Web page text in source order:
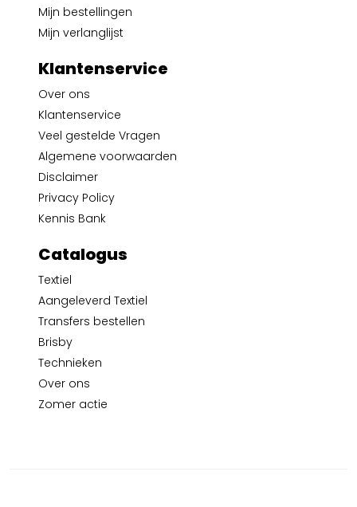
Mijn bestellingen
Mijn verlanglijst
Klantenservice
Over ons
Klantenservice
Veel gestelde Vragen
Algemene voorwaarden
Disclaimer
Privacy Policy
Kennis Bank
Catalogus
Textiel
Aangeleverd Textiel
Transfers bestellen
Brisby
Technieken
Over ons
Zomer actie